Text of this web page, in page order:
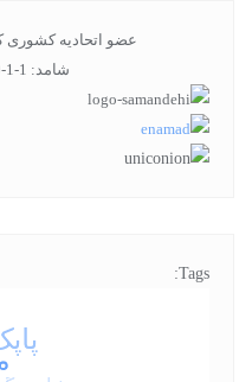
عضو اتحادیه کشوری
شامد: 1-1-869429-65-0-1
Tags: